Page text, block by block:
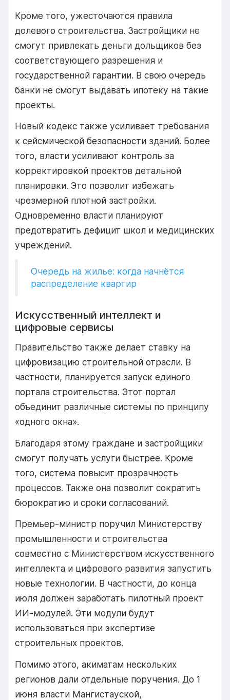
Кроме того,ужесточаются правила
долевогостроительства. Застройщики не
смогут привлекатьденьгидольщиковбез
соответствующего разрешения и
государственной гарантии. Всвоюочередь
банки несмогут выдавать ипотеку на такие
проекты.
Новый кодекс такжеусиливает требования
ксейсмическойбезопасности зданий. Более
того, властиусиливают контроль за
корректировкой проектовдетальной
планировки.Это позволит избежать
чрезмерной плотной застройки.
Одновременно власти планируют
предотвратитьдефицит школ и медицинских
учреждений.
Очередь на жилье: когда начнётся
распределение квартир
Искусственный интеллект и
цифровые сервисы
Правительство такжеделаетставку на
цифровизациюстроительнойотрасли. В
частности, планируется запускединого
порталастроительства.Этот портал
объединит различныесистемы по принципу
«одногоокна».
Благодаряэтому граждане и застройщики
смогут получатьуслугибыстрее. Кроме
того,система повысит прозрачность
процессов. Такжеона позволитсократить
бюрократию исрокисогласований.
Премьер-министр поручил Министерству
промышленности истроительства
совместнос Министерством искусственного
интеллекта и цифрового развития запустить
новые технологии. В частности,до конца
июлядолжен заработать пилотный проект
ИИ-модулей.Эти модулибудут
использоваться приэкспертизе
строительных проектов.
Помимоэтого,акиматам нескольких
регионовдалиотдельные поручения.До1
июня власти Мангистауской,